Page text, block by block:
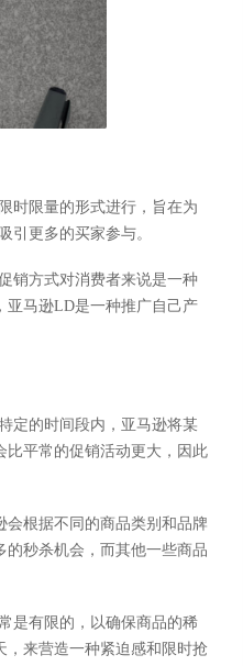
时限量的形式进行，旨在为
引更多的买家参与。
销方式对消费者来说是一种
亚马逊LD是一种推广自己产
定的时间段内，亚马逊将某
比平常的促销活动更大，因此
根据不同的商品类别和品牌
秒杀机会，而其他一些商品
是有限的，以确保商品的稀
，来营造一种紧迫感和限时抢